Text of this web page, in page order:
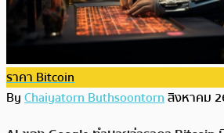
ราคา Bitcoin
ByChaiyatorn Buthsoontornสิงหาคม